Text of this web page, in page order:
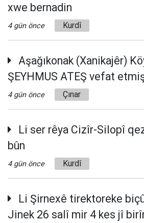
xwe bernadin
4 gün önce Kurdî
Aşağıkonak (Xanikajêr)
ŞEYHMUS ATEŞ vefat
4 gün önce Çınar
Li ser rêya Cizîr-Silopî
bûn
4 gün önce Kurdî
Li Şirnexê tirektoreke
Jinek 26 salî mir 4 kes jî